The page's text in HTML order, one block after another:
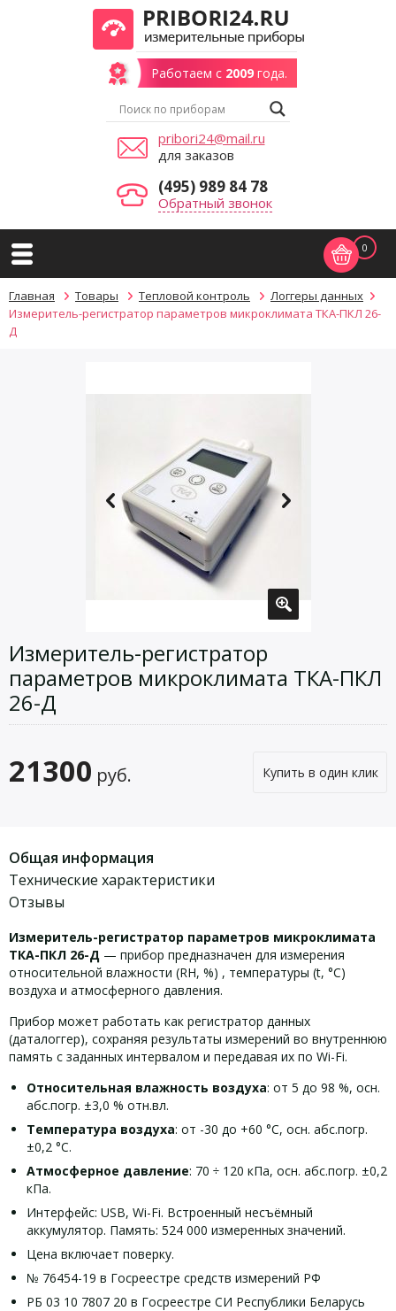
Работаем с 2009года.
pribori24@mail.ru
для заказов
(495) 989 84 78
Обратный звонок
0
Главная Товары Тепловой контроль
Логгеры данных
Измеритель-регистратор параметров микроклимата ТКА-ПКЛ 26-
Д
Измеритель-регистратор
параметров микроклимата ТКА-ПКЛ
26-Д
21300 руб. Купить в один клик
Общая информация
Технические характеристики
Отзывы
Измеритель-регистратор параметров микроклимата
ТКА-ПКЛ 26-Д — прибор предназначен для измерения
относительной влажности (RH, %) , температуры (t, °С)
воздуха и атмосферного давления.
Прибор может работать как регистратор данных
(даталоггер), сохраняя результаты измерений во внутреннюю
память с заданных интервалом и передавая их по Wi-Fi.
Относительная влажность воздуха: от 5 до 98 %, осн.
абс.погр. ±3,0 % отн.вл.
Температура воздуха: от -30 до +60 °С, осн. абс.погр.
±0,2 °С.
Атмосферное давление: 70 ÷ 120 кПа, осн. абс.погр. ±0,2
кПа.
Интерфейс: USB, Wi-Fi. Встроенный несъёмный
аккумулятор. Память: 524 000 измеренных значений.
Цена включает поверку.
№ 76454-19 в Госреестре средств измерений РФ
РБ 03 10 7807 20 в Госреестре СИ Республики Беларусь